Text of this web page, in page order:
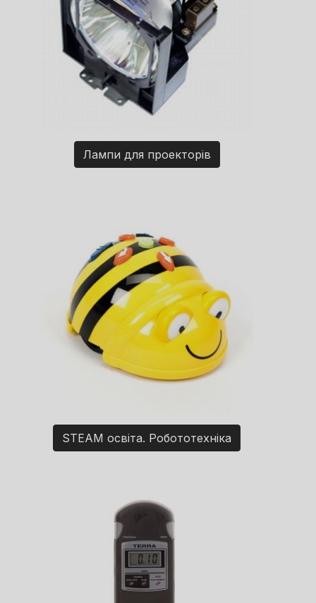
Лампи для проекторів
STEAM освіта. Робототехніка